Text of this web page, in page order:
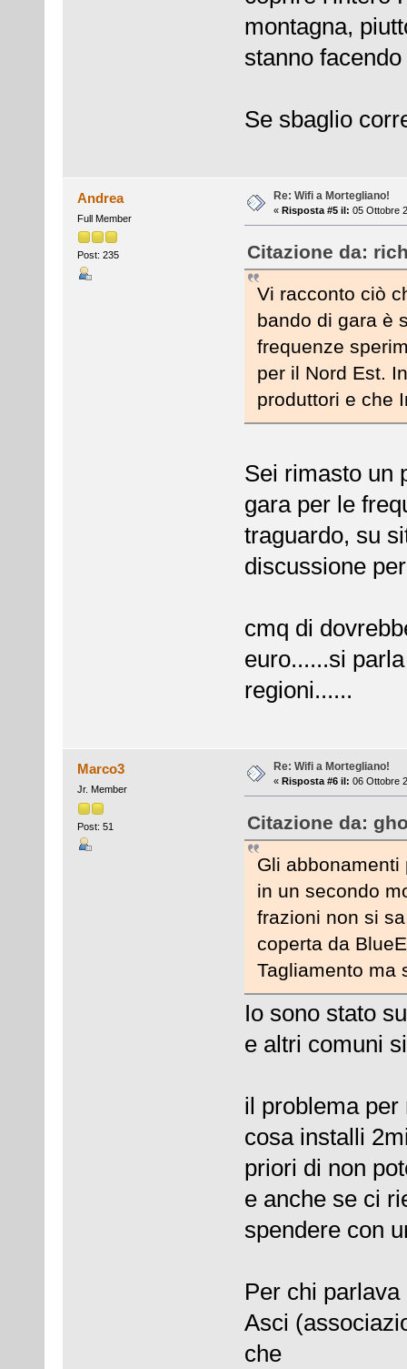
montagna,
stanno
Se sbaglio
Andrea
Full Member
Post: 235
Re: Wifi a Mortegliano!
« Risposta #5 il: 05 Ottobre
Citazione da:
Vi racconto ciò
bando di gara è
frequenze
per il Nord Est.
produttori e che
Sei rimasto un
gara per le
traguardo, su
discussione
cmq di
euro......si
regioni......
Marco3
Jr. Member
Post: 51
Re: Wifi a Mortegliano!
« Risposta #6 il: 06 Ottobre
Citazione da:
Gli
in un secondo
frazioni non si
coperta da
Tagliamento ma
Io sono stato
e altri comuni
il problema per
cosa installi
priori di non
e anche se ci
spendere con
Per chi
Asci
che